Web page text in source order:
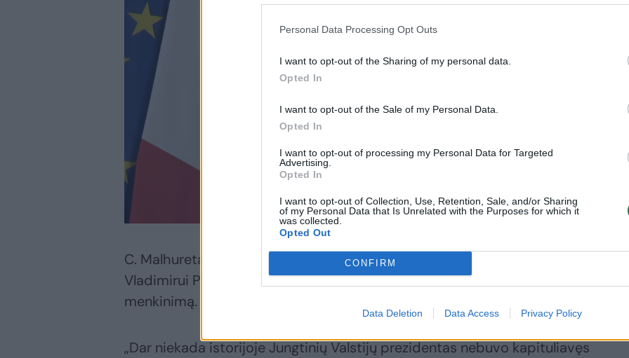
Personal Data Processing Opt Outs
I want to opt-out of the Sharing of my personal data.
Opted In
I want to opt-out of the Sale of my Personal Data.
Opted In
I want to opt-out of processing my Personal Data for Targeted
Advertising.
Opted In
I want to opt-out of Collection, Use, Retention, Sale, and/or Sharing
of my Personal Data that Is Unrelated with the Purposes for which it
was collected.
Opted Out
CONFIRM
Data Deletion Data Access Privacy Policy
C. Malhuretas svarstė apie gluminantį D. Trumpo pataikavimą Rusijos vadovui
Vladimirui Putinui ir nuolatinį Ukrainos prezidento Volodymyro Zelenskio
menkinimą.
„Dar niekada istorijoje Jungtinių Valstijų prezidentas nebuvo kapituliavęs